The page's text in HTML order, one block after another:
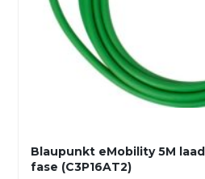
Blaupunkt eMobility 5M
fase (C3P16AT2)